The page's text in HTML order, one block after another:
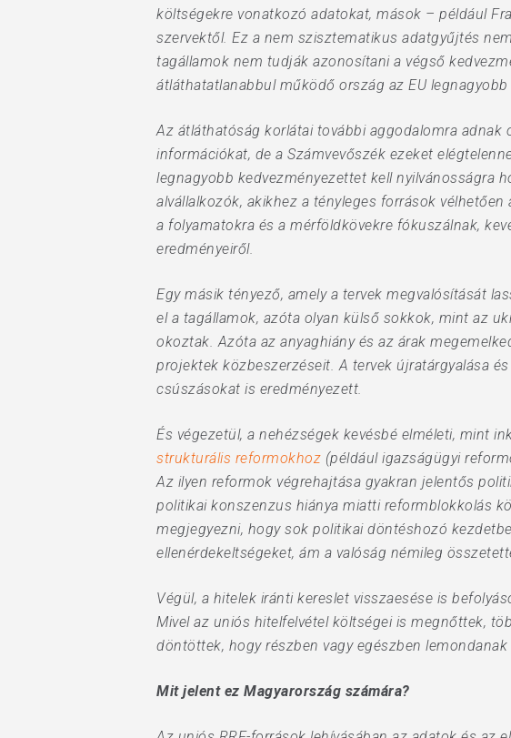
költségekre vonatkozó adatokat, mások – például
szervektől. Ez a nem szisztematikus adatgyűjtés
tagállamok nem tudják azonosítani a végső
átláthatatlanabbul működő ország az EU
Az átláthatóság korlátai további aggodalomra
információkat, de a Számvevőszék ezeket
legnagyobb kedvezményezettet kell nyilvánosságra
alvállalkozók, akikhez a tényleges források
a folyamatokra és a mérföldkövekre fókuszálnak,
eredményeiről.
Egy másik tényező, amely a tervek megvalósítását
el a tagállamok, azóta olyan külső sokkok, mint az
okoztak. Azóta az anyaghiány és az árak
projektek közbeszerzéseit. A tervek újratárgyalása
csúszásokat is eredményezett.
És végezetül, a nehézségek kevésbé elméleti, mint
strukturális reformokhoz (például igazságügyi
Az ilyen reformok végrehajtása gyakran jelentős
politikai konszenzus hiánya miatti reformblokkolás
megjegyezni, hogy sok politikai döntéshozó
ellenérdekeltségeket, ám a valóság némileg
Végül, a hitelek iránti kereslet visszaesése is
Mivel az uniós hitelfelvétel költségei is megnőttek,
döntöttek, hogy részben vagy egészben
Mit jelent ez Magyarország számára?